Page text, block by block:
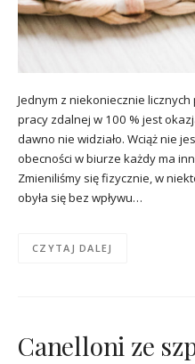
Jednym z niekoniecznie
pracy zdalnej w 100 % jest
dawno nie widziało. Wciąż nie
obecności w biurze każdy ma
Zmieniliśmy się fizycznie, w
obyła się bez wpływu…
CZYTAJ DALEJ
Canelloni ze